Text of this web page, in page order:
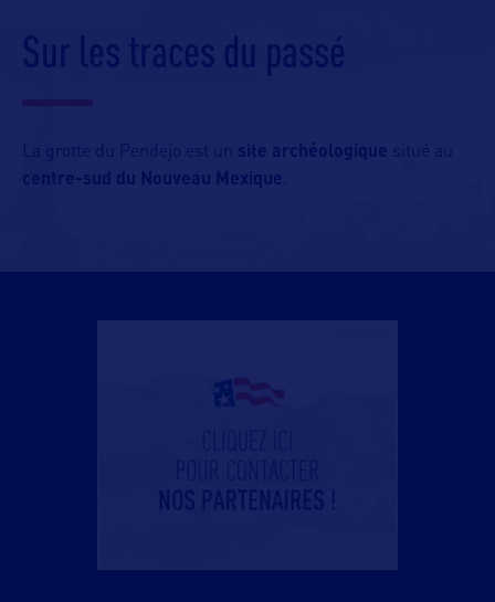
Sur les traces du passé
La grotte du Pendejo est un site archéologique situé au
centre-sud du Nouveau Mexique